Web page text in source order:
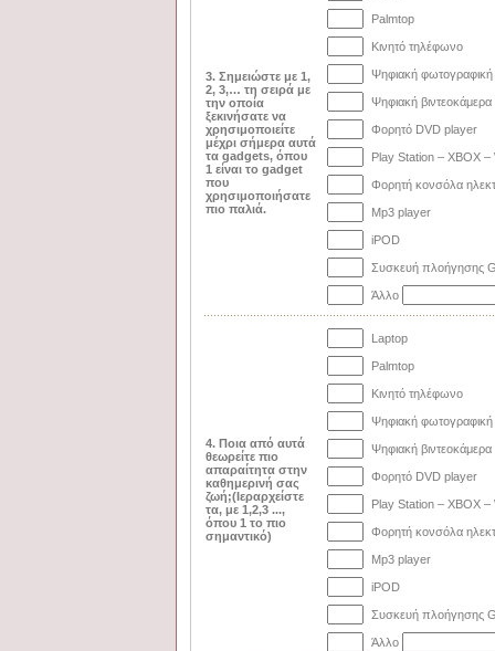
3. Σημειώστε με 1,
2, 3,… τη σειρά με
την οποία
ξεκινήσατε να
χρησιμοποιείτε
μέχρι σήμερα αυτά
τα gadgets, όπου
1 είναι το gadget
που
χρησιμοποιήσατε
πιο παλιά.
Palmtop
Κινητό τηλέφωνο
Ψηφιακή
Ψηφιακή βιντεοκάμερα
Φορητό DVD player
Play Station – XBOX
Φορητή κονσόλα
Mp3 player
iPOD
Συσκευή πλοήγησης
Άλλο
4. Ποια από αυτά
θεωρείτε πιο
απαραίτητα στην
καθημερινή σας
ζωή;(Ιεραρχείστε
τα, με 1,2,3 ...,
όπου 1 το πιο
σημαντικό)
Laptop
Palmtop
Κινητό τηλέφωνο
Ψηφιακή
Ψηφιακή βιντεοκάμερα
Φορητό DVD player
Play Station – XBOX
Φορητή κονσόλα
Mp3 player
iPOD
Συσκευή πλοήγησης
Άλλο